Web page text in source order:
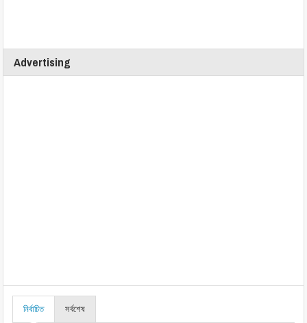
Advertising
নির্বাচিত সর্বশেষ